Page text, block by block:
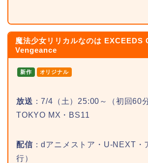
魔法少女リリカルなのは EXCEEDS
Vengeance
新作 オリジナル
放送 ：7/4（土）25:00～（初回
TOKYO MX・BS11
配信 ：dアニメストア・U-NEXT・
行）